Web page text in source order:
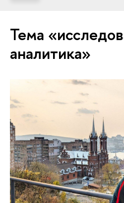
Тема
аналитика»